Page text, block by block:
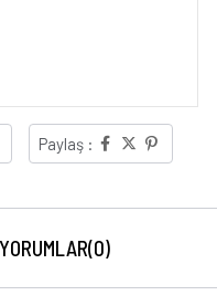
Paylaş :
YORUMLAR(0)